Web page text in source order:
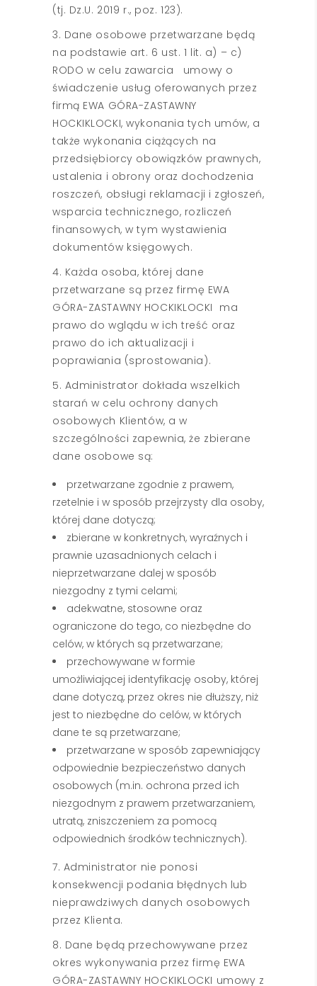
(tj. Dz.U. 2019 r., poz. 123).
3. Dane osobowe przetwarzane będą
na podstawie art. 6 ust. 1 lit. a) – c)
RODO w celu zawarcia umowy o
świadczenie usług oferowanych przez
firmą EWA GÓRA-ZASTAWNY
HOCKIKLOCKI, wykonania tych umów, a
także wykonania ciążących na
przedsiębiorcy obowiązków prawnych,
ustalenia i obrony oraz dochodzenia
roszczeń, obsługi reklamacji i zgłoszeń,
wsparcia technicznego, rozliczeń
finansowych, w tym wystawienia
dokumentów księgowych.
4. Każda osoba, której dane
przetwarzane są przez firmę EWA
GÓRA-ZASTAWNY HOCKIKLOCKI ma
prawo do wglądu w ich treść oraz
prawo do ich aktualizacji i
poprawiania (sprostowania).
5. Administrator dokłada wszelkich
starań w celu ochrony danych
osobowych Klientów, a w
szczególności zapewnia, że zbierane
dane osobowe są:
przetwarzane zgodnie z prawem,
rzetelnie i w sposób przejrzysty dla osoby,
której dane dotyczą;
zbierane w konkretnych, wyraźnych i
prawnie uzasadnionych celach i
nieprzetwarzane dalej w sposób
niezgodny z tymi celami;
adekwatne, stosowne oraz
ograniczone do tego, co niezbędne do
celów, w których są przetwarzane;
przechowywane w formie
umożliwiającej identyfikację osoby, której
dane dotyczą, przez okres nie dłuższy, niż
jest to niezbędne do celów, w których
dane te są przetwarzane;
przetwarzane w sposób zapewniający
odpowiednie bezpieczeństwo danych
osobowych (m.in. ochrona przed ich
niezgodnym z prawem przetwarzaniem,
utratą, zniszczeniem za pomocą
odpowiednich środków technicznych).
7. Administrator nie ponosi
konsekwencji podania błędnych lub
nieprawdziwych danych osobowych
przez Klienta.
8. Dane będą przechowywane przez
okres wykonywania przez firmę EWA
GÓRA-ZASTAWNY HOCKIKLOCKI umowy z